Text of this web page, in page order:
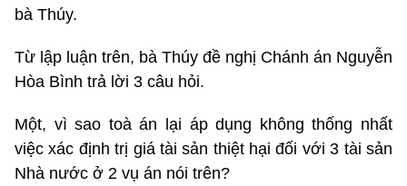
bà Thúy.
Từ lập luận trên, bà Thúy đề nghị Chánh án Nguyễn
Hòa Bình trả lời 3 câu hỏi.
Một, vì sao toà án lại áp dụng không thống nhất
việc xác định trị giá tài sản thiệt hại đối với 3 tài sản
Nhà nước ở 2 vụ án nói trên?